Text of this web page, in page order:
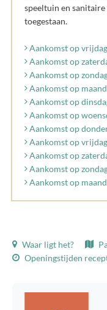
speeltuin en
toegestaan.
Aankomst op
Aankomst op
Aankomst op
Aankomst op
Aankomst op
Aankomst op
Aankomst op
Aankomst op
Aankomst op
Aankomst op
Aankomst op
Waar ligt het?
Openingstijden